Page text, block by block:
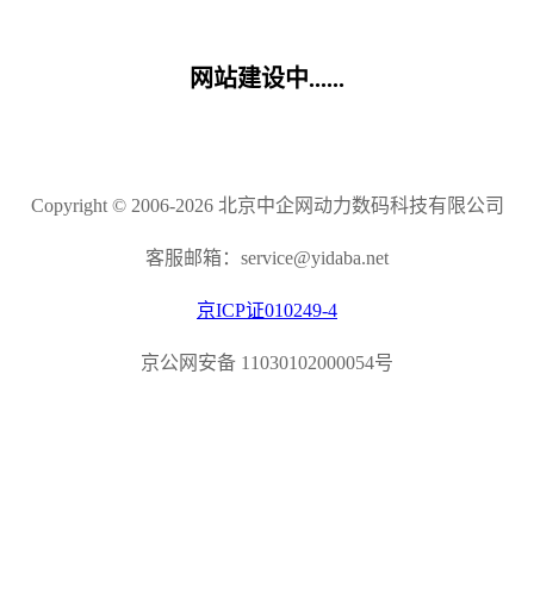
网站建设中......
Copyright © 2006-2026 北京中企网动力数码科技有限公司
客服邮箱：service@yidaba.net
京ICP证010249-4
京公网安备 11030102000054号